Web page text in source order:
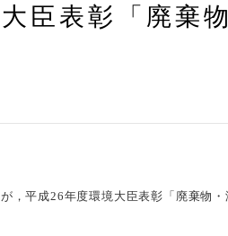
臣表彰「廃棄
，平成26年度環境大臣表彰「廃棄物・